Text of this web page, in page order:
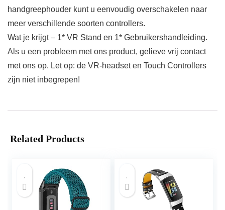
handgreephouder kunt u eenvoudig overschakelen naar
meer verschillende soorten controllers.
Wat je krijgt – 1* VR Stand en 1* Gebruikershandleiding.
Als u een probleem met ons product, gelieve vrij contact
met ons op. Let op: de VR-headset en Touch Controllers
zijn niet inbegrepen!
Related Products